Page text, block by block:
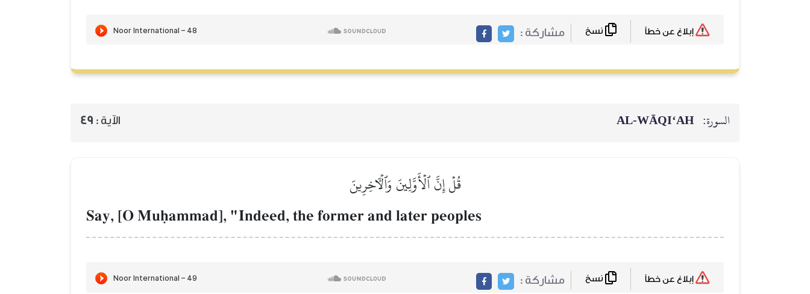
مشاركة :
السورة: AL‑WĀQI‘AH الآية : 49
قُلۡ إِنَّ ٱلۡأَوَّلِينَ وَٱلۡأٓخِرِينَ
Say, [O Muúammad], "Indeed, the former and later peoples
مشاركة :